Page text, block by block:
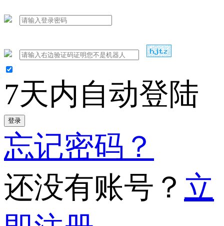
7天内自动登陆
登录
忘记密码？
还没有账号？ 立